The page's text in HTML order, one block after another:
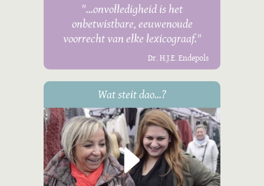
"...onvolledigheid is het
onbetwistbare, eeuwenoude
voorrecht van elke lexicograaf."
Dr. H.J.E. Endepols
Wat steit dao...?